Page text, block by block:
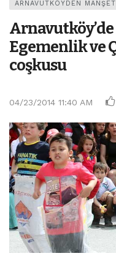
ARNAVUTKÖYDEN
Egemenlik ve
coşkusu
04/23/2014 11:40 AM